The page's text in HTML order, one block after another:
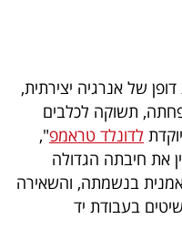
של אנרגיה יצירתית,
תשוקה לכלבים
לדונלד טראמפ",
את חיבתה הגדולה
אמנית בנשמתה, והשאירה
בעבודת יד